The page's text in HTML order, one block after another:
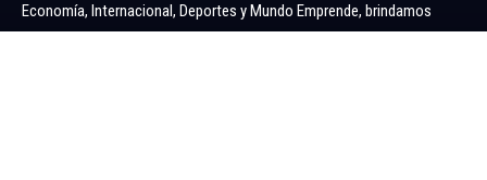
Economía, Internacional, Deportes y Mundo Emprende, brindamos
noticias y análisis confiables para mantenerlo siempre informado.